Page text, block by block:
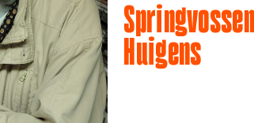
Huigens